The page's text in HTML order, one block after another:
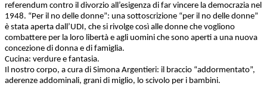
referendum contro il divorzio all’esigenza di far vincere la democrazia nel
1948. “Per il no delle donne”: una sottoscrizione “per il no delle donne”
è stata aperta dall’UDI, che si rivolge così alle donne che vogliono
combattere per la loro libertà e agli uomini che sono aperti a una nuova
concezione di donna e di famiglia.
Cucina: verdure e fantasia.
Il nostro corpo, a cura di Simona Argentieri: il braccio “addormentato”,
aderenze addominali, grani di miglio, lo scivolo per i bambini.